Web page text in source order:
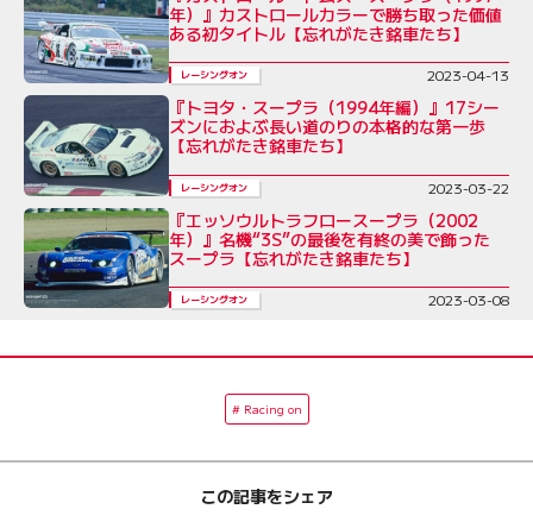
年）』カストロールカラーで勝ち取った価値
ある初タイトル【忘れがたき銘車たち】
レーシングオン 2023-04-13
『トヨタ・スープラ（1994年編）』17シー
ズンにおよぶ長い道のりの本格的な第一歩
【忘れがたき銘車たち】
レーシングオン 2023-03-22
『エッソウルトラフロースープラ（2002
年）』名機“3S”の最後を有終の美で飾った
スープラ【忘れがたき銘車たち】
レーシングオン 2023-03-08
Racing on
この記事をシェア